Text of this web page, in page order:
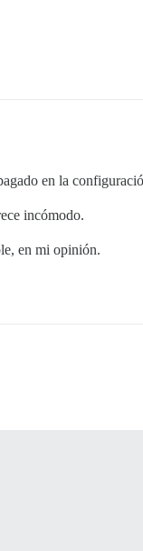
en la
incómodo.
en mi opinión.